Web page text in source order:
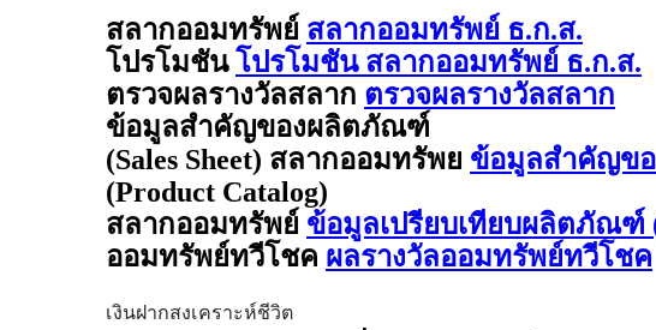
สลากออมทรัพย์ สลากออมทรัพย์ ธ.ก.ส.
โปรโมชัน โปรโมชัน สลากออมทรัพย์ ธ.ก.ส.
ตรวจผลรางวัลสลาก ตรวจผลรางวัลสลาก
ข้อมูลสำคัญของผลิตภัณฑ์
(Sales Sheet) สลากออมทรัพย ข้อมูลสำคัญขอ
(Product Catalog)
สลากออมทรัพย์ ข้อมูลเปรียบเทียบผลิตภัณฑ์
ออมทรัพย์ทวีโชค ผลรางวัลออมทรัพย์ทวีโชค
เงินฝากสงเคราะห์ชีวิต